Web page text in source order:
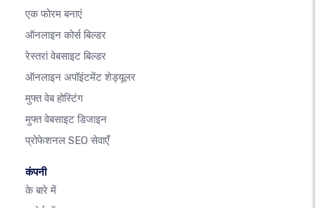
एक फोरम बनाएं
ऑनलाइन कोर्स बिल्डर
रेस्तरां वेबसाइट बिल्डर
ऑनलाइन अपॉइंटमेंट शेड्यूलर
मुफ्त वेब होस्टिंग
मुफ्त वेबसाइट डिजाइन
प्रोफेशनल SEO सेवाएँ
कंपनी
के बारे में